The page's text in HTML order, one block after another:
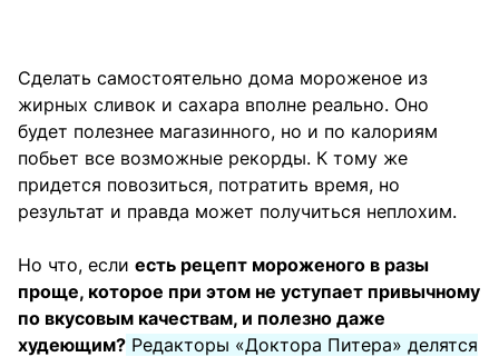
Сделать самостоятельно дома мороженое из
жирных сливок и сахара вполне реально. Оно
будет полезнее магазинного, но и по калориям
побьет все возможные рекорды. К тому же
придется повозиться, потратить время, но
результат и правда может получиться неплохим.
Но что, если есть рецепт мороженого в разы
проще, которое при этом не уступает привычному
по вкусовым качествам, и полезно даже
худеющим? Редакторы «Доктора Питера» делятся